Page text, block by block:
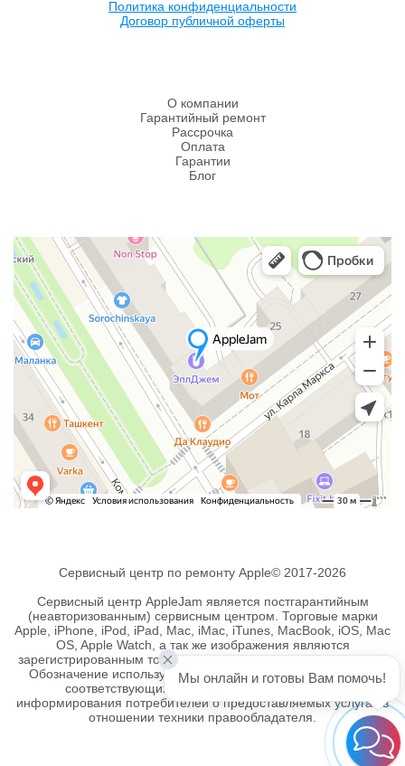
Политика конфиденциальности
Договор публичной оферты
О компании
Гарантийный ремонт
Рассрочка
Оплата
Гарантии
Блог
Сервисный центр по ремонту Apple© 2017-2026
Сервисный центр AppleJam является постгарантийным
(неавторизованным) сервисным центром. Торговые марки
Apple, iPhone, iPod, iPad, Mac, iMac, iTunes, MacBook, iOS, Mac
OS, Apple Watch, а так же изображения являются
зарегистрированным товарными знаками компании Apple Inc.
Обозначение используется не с целью индивидуализации
соответствующих услуг по ремонту, а с целью
информирования потребителей о предоставляемых услугах в
отношении техники правообладателя.
Мы онлайн и готовы Вам помочь!